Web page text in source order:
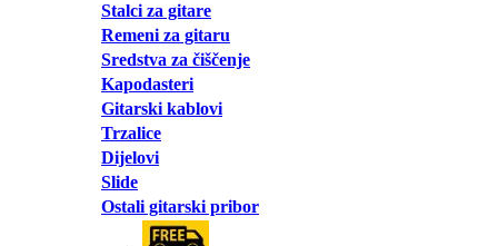
Stalci za gitare
Remeni za gitaru
Sredstva za čiščenje
Kapodasteri
Gitarski kablovi
Trzalice
Dijelovi
Slide
Ostali gitarski pribor